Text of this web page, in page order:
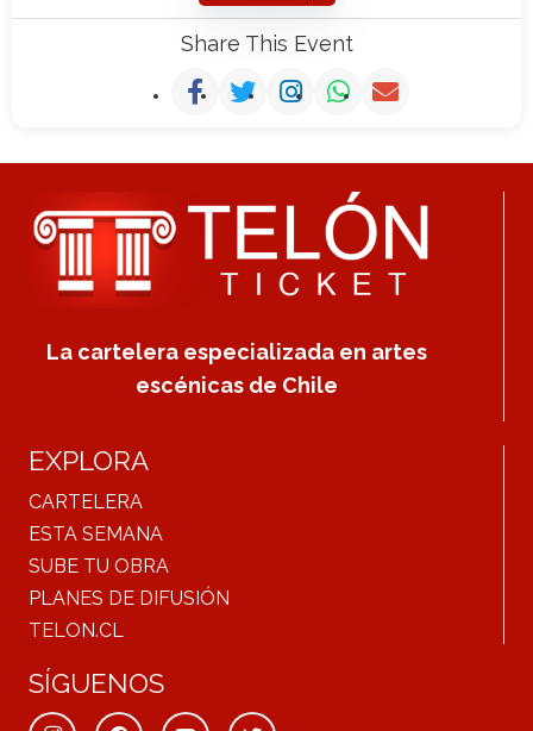
Share This Event
La cartelera especializada en artes
escénicas de Chile
EXPLORA
CARTELERA
ESTA SEMANA
SUBE TU OBRA
PLANES DE DIFUSIÓN
TELON.CL
SÍGUENOS